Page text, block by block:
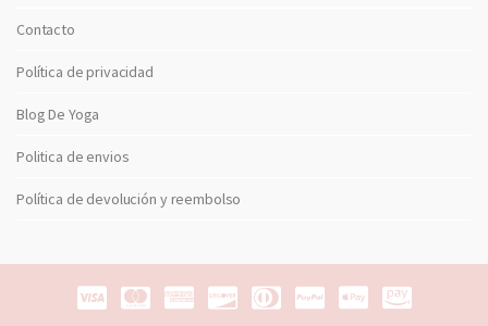
Contacto
Política de privacidad
Blog De Yoga
Politica de envios
Política de devolución y reembolso